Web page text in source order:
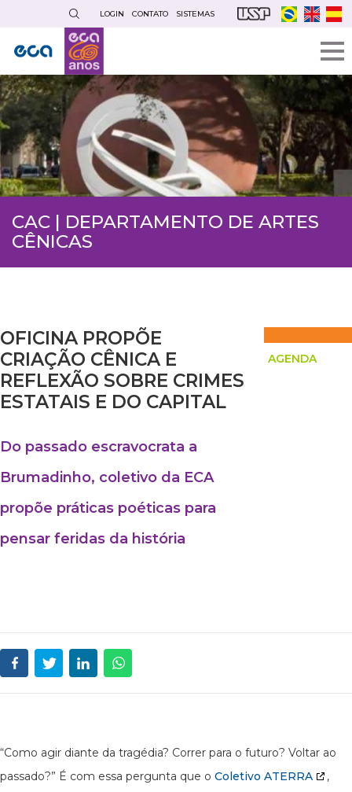
conteúdo
principal
LOGIN CONTATO SISTEMAS
CAC | DEPARTAMENTO DE ARTES
CÊNICAS
OFICINA PROPÕE
CRIAÇÃO CÊNICA E
REFLEXÃO SOBRE CRIMES
ESTATAIS E DO CAPITAL
Do passado escravocrata a
Brumadinho, coletivo da ECA
propõe práticas poéticas para
pensar feridas da história
AGENDA
“Como agir diante da tragédia? Correr para o futuro? Voltar ao
passado?” É com essa pergunta que o Coletivo ATERRA
,